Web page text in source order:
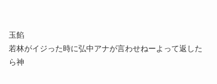
玉餡
若林がイジった時に弘中アナが言わせねーよって返した
ら神